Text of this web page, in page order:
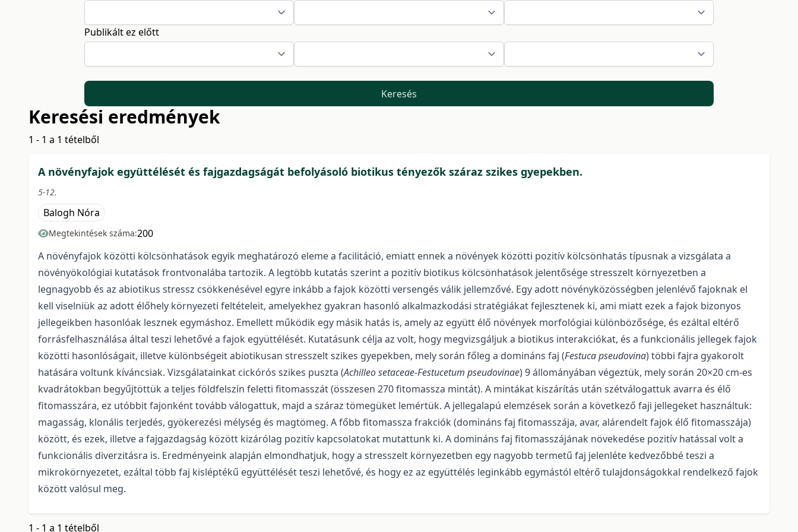
Publikált ez előtt
Keresés
Keresési eredmények
1 - 1 a 1 tételből
A növényfajok együttélését és fajgazdagságát befolyásoló biotikus tényezők száraz szikes gyepekben.
5-12.
Balogh Nóra
Megtekintések száma:200
A növényfajok közötti kölcsönhatások egyik meghatározó eleme a facilitáció, emiatt ennek a növények közötti pozitív kölcsönhatás típusnak a vizsgálata a
növényökológiai kutatások frontvonalába tartozik. A legtöbb kutatás szerint a pozitív biotikus kölcsönhatások jelentősége stresszelt környezetben a
legnagyobb és az abiotikus stressz csökkenésével egyre inkább a fajok közötti versengés válik jellemzővé. Egy adott növényközösségben jelenlévő fajoknak el
kell viselniük az adott élőhely környezeti feltételeit, amelyekhez gyakran hasonló alkalmazkodási stratégiákat fejlesztenek ki, ami miatt ezek a fajok bizonyos
jellegeikben hasonlóak lesznek egymáshoz. Emellett működik egy másik hatás is, amely az együtt élő növények morfológiai különbözősége, és ezáltal eltérő
forrásfelhasználása által teszi lehetővé a fajok együttélését. Kutatásunk célja az volt, hogy megvizsgáljuk a biotikus interakciókat, és a funkcionális jellegek fajok
közötti hasonlóságait, illetve különbségeit abiotikusan stresszelt szikes gyepekben, mely során főleg a domináns faj (Festuca pseudovina) többi fajra gyakorolt
hatására voltunk kíváncsiak. Vizsgálatainkat cickórós szikes puszta (Achilleo setaceae-Festucetum pseudovinae) 9 állományában végeztük, mely során 20×20 cm-es
kvadrátokban begyűjtöttük a teljes földfelszín feletti fitomasszát (összesen 270 fitomassza mintát). A mintákat kiszárítás után szétválogattuk avarra és élő
fitomasszára, ez utóbbit fajonként tovább válogattuk, majd a száraz tömegüket lemértük. A jellegalapú elemzések során a következő faji jellegeket használtuk:
magasság, klonális terjedés, gyökerezési mélység és magtömeg. A főbb fitomassza frakciók (domináns faj fitomasszája, avar, alárendelt fajok élő fitomasszája)
között, és ezek, illetve a fajgazdagság között kizárólag pozitív kapcsolatokat mutattunk ki. A domináns faj fitomasszájának növekedése pozitív hatással volt a
funkcionális diverzitásra is. Eredményeink alapján elmondhatjuk, hogy a stresszelt környezetben egy nagyobb termetű faj jelenléte kedvezőbbé teszi a
mikrokörnyezetet, ezáltal több faj kisléptékű együttélését teszi lehetővé, és hogy ez az együttélés leginkább egymástól eltérő tulajdonságokkal rendelkező fajok
között valósul meg.
1 - 1 a 1 tételből